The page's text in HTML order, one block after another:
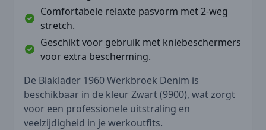
Comfortabele relaxte pasvorm met 2-weg
stretch.
Geschikt voor gebruik met kniebeschermers
voor extra bescherming.
De Blaklader 1960 Werkbroek Denim is
beschikbaar in de kleur Zwart (9900), wat zorgt
voor een professionele uitstraling en
veelzijdigheid in je werkoutfits.